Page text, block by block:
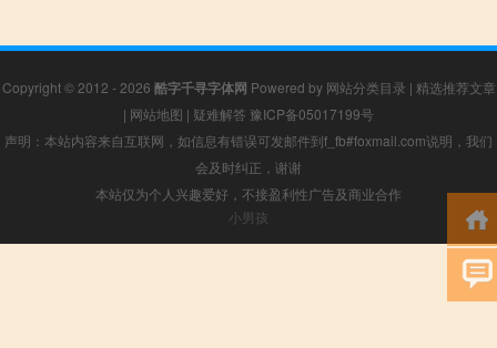
Copyright © 2012 - 2026 酷字千寻字体网 Powered by 网站分类目录 | 精选推荐文章
| 网站地图 | 疑难解答 豫ICP备05017199号
声明：本站内容来自互联网，如信息有错误可发邮件到f_fb#foxmail.com说明，我们
会及时纠正，谢谢
本站仅为个人兴趣爱好，不接盈利性广告及商业合作
小男孩